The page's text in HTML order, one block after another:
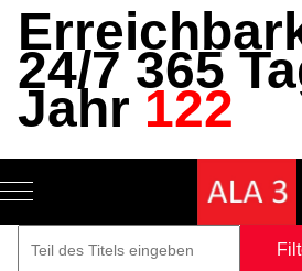
24/7 365
Jahr122
Mobile Menu Toggle